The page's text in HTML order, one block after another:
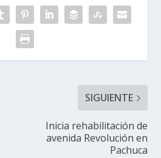
SIGUIENTE
Inicia rehabilitación de
avenida Revolución en
Pachuca